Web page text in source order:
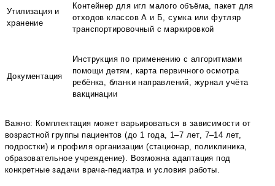
Утилизация и
хранение
Контейнер для игл малого объёма, пакет для
отходов классов А и Б, сумка или футляр
транспортировочный с маркировкой
Документация
Инструкция по применению с алгоритмами
помощи детям, карта первичного осмотра
ребёнка, бланки направлений, журнал учёта
вакцинации
Важно: Комплектация может варьироваться в зависимости от
возрастной группы пациентов (до 1 года, 1–7 лет, 7–14 лет,
подростки) и профиля организации (стационар, поликлиника,
образовательное учреждение). Возможна адаптация под
конкретные задачи врача-педиатра и условия работы.